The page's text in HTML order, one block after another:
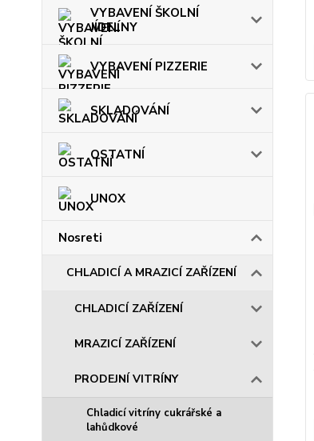
VYBAVENÍ ŠKOLNÍ
JÍDELNY
VYBAVENÍ PIZZERIE
SKLADOVÁNÍ
OSTATNÍ
UNOX
Nosreti
CHLADICÍ A MRAZICÍ ZAŘÍZENÍ
CHLADICÍ ZAŘÍZENÍ
MRAZICÍ ZAŘÍZENÍ
PRODEJNÍ VITRÍNY
Chladicí vitríny cukrářské a
lahůdkové